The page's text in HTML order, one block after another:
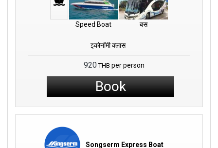
Speed Boat बस
इकोनॉमी क्लास
920 THB per person
Book
Songserm Express Boat